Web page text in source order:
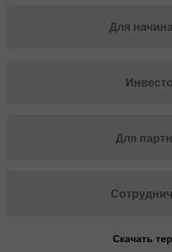
Для
Для
Скачать